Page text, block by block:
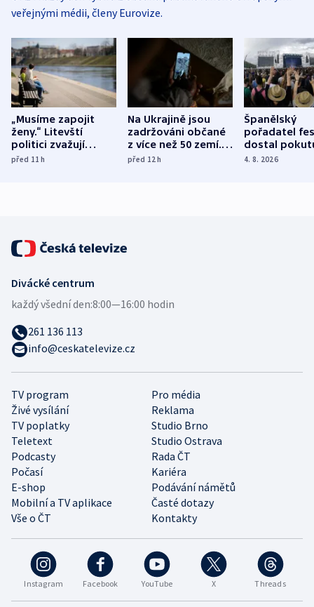
veřejnými médii, členy Eurovize.
„Musíme zapojit
ženy.“ Litevští
politici zvažují
dohodu o
před 11h
Na Ukrajině jsou
zadržováni občané
z více než 50 zemí.
Bojovali na straně
před 12h
Španělský
pořadatel
dostal
nekalé
4. 8. 2026
Instagram Facebook YouTube X Threads
TV program
Pro média
Živé vysílání
Reklama
TV poplatky
Studio Brno
Teletext
Studio Ostrava
Podcasty
Rada ČT
Počasí
Kariéra
E-shop
Podávání námětů
Mobilní a TV aplikace
Časté dotazy
Vše o ČT
Kontakty
Divácké centrum
každý všední den:8:00—16:00 hodin
261 136 113
info@ceskatelevize.cz